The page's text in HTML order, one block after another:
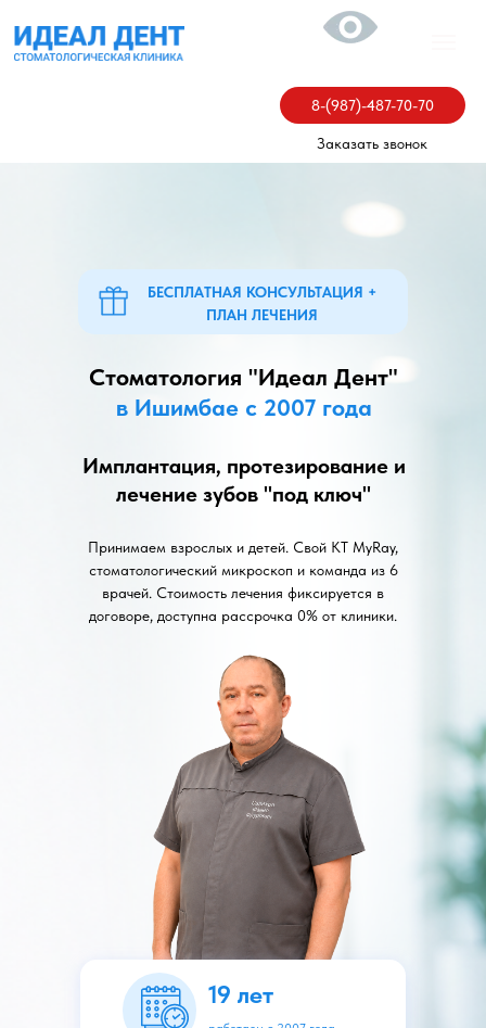
8-(987)-487-70-70
Заказать звонок
Принимаем взрослых и детей. Свой КТ MyRay,
стоматологический микроскоп и команда из 6
врачей. Стоимость лечения фиксируется в
договоре, доступна рассрочка 0% от клиники.
Стоматология "Идеал Дент"
в Ишимбае с 2007 года
Имплантация, протезирование и
лечение зубов "под ключ"
19 лет
БЕСПЛАТНАЯ КОНСУЛЬТАЦИЯ +
ПЛАН ЛЕЧЕНИЯ